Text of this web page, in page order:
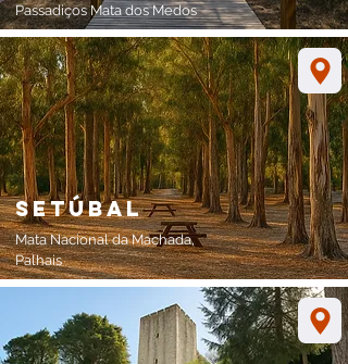
Passadiços Mata dos Medos
setúbal
Mata Nacional da Machada,
Palhais